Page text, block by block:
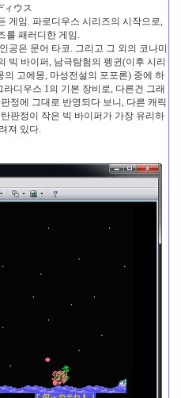
ィウス
게임. 파로디우스 시리즈의 시작으로,
를 패러디한 게임.
공은 문어 타코. 그리고 그 외의 코나미
빅 바이퍼, 남극탐험의 펭귄(이후 시리
고에몽, 마성전설의 포포론) 중에 하
디우스 1의 기본 장비로, 다른건 그래
정에 그대로 반영되다 보니, 다른 캐릭
판정이 작은 빅 바이퍼가 가장 유리하
져 있다.